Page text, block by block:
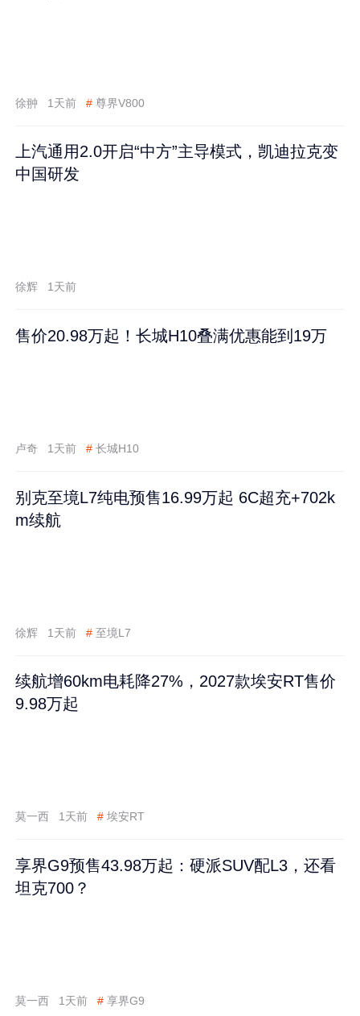
徐翀 1天前 # 尊界V800
上汽通用2.0开启“中方”主导模式，凯迪拉克变
中国研发
徐辉 1天前
售价20.98万起！长城H10叠满优惠能到19万
卢奇 1天前 # 长城H10
别克至境L7纯电预售16.99万起 6C超充+702k
m续航
徐辉 1天前 # 至境L7
续航增60km电耗降27%，2027款埃安RT售价
9.98万起
莫一西 1天前 # 埃安RT
享界G9预售43.98万起：硬派SUV配L3，还看
坦克700？
莫一西 1天前 # 享界G9